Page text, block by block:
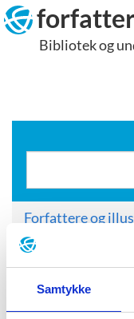
Samtykke
Hop
til
indholdBibliotek og
Forfattere og